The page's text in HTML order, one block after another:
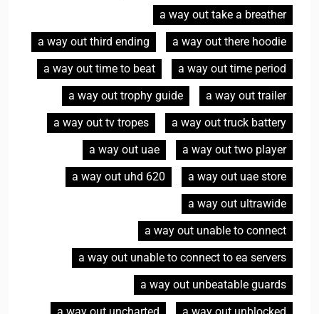
a way out take a breather
a way out there hoodie
a way out third ending
a way out time period
a way out time to beat
a way out trailer
a way out trophy guide
a way out truck battery
a way out tv tropes
a way out two player
a way out uae
a way out uae store
a way out uhd 620
a way out ultrawide
a way out unable to connect
a way out unable to connect to ea servers
a way out unbeatable guards